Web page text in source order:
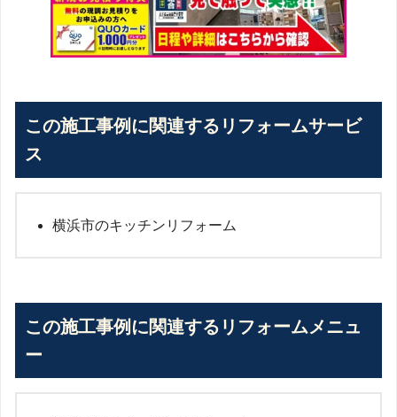
この施工事例に関連するリフォームサービ
ス
横浜市のキッチンリフォーム
この施工事例に関連するリフォームメニュ
ー